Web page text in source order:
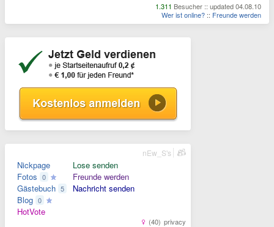
1.311 Besucher :: updated 04.08.10
Wer ist online? :: Freunde werden
Nickpage
Fotos 0
Gästebuch 5
Blog 0
HotVote
Lose senden
Freunde werden
Nachricht senden
(40) privacy
nEw_S's